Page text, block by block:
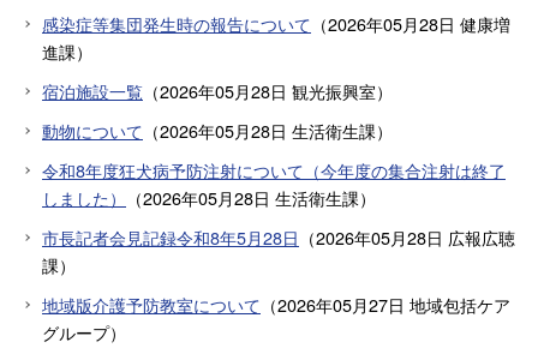
感染症等集団発生時の報告について （2026年05月28日 健康増
進課）
宿泊施設一覧 （2026年05月28日 観光振興室）
動物について （2026年05月28日 生活衛生課）
令和8年度狂犬病予防注射について（今年度の集合注射は終了
しました）
（2026年05月28日 生活衛生課）
市長記者会見記録令和8年5月28日 （2026年05月28日 広報広聴
課）
地域版介護予防教室について （2026年05月27日 地域包括ケア
グループ）